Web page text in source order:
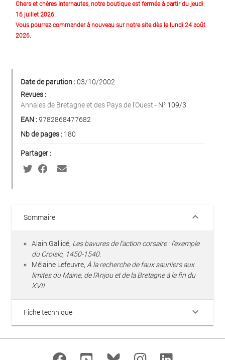
Chers et chères Internautes, notre boutique est fermée à partir du jeudi
16 juillet 2026.
Vous pourrez commander à nouveau sur notre site dès le lundi 24 août
2026.
Date de parution :03/10/2002
Revues :
Annales de Bretagne et des Pays de l'Ouest - N° 109/3
EAN :9782868477682
Nb de pages : 180
Partager :
Sommaire keyboard_arrow_down
Alain Gallicé, Les bavures de l’action corsaire : l’exemple
du Croisic, 1450-1540.
Mélaine Lefeuvre, À la recherche de faux sauniers aux
limites du Maine, de l’Anjou et de la Bretagne à la fin du
XVII
Fiche technique keyboard_arrow_down